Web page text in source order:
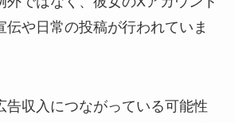
伝や日常の投稿が行われていま
告収入につながっている可能性